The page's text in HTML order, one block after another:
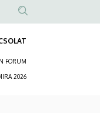
FORUM
2026